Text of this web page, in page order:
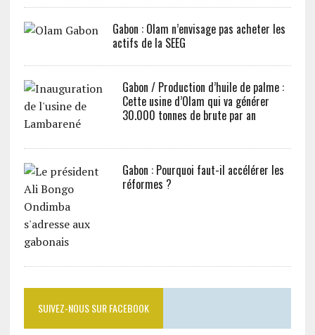
Gabon : Olam n’envisage pas acheter les
actifs de la SEEG
Gabon / Production d’huile de palme :
Cette usine d’Olam qui va générer
30.000 tonnes de brute par an
Gabon : Pourquoi faut-il accélérer les
réformes ?
SUIVEZ-NOUS SUR FACEBOOK